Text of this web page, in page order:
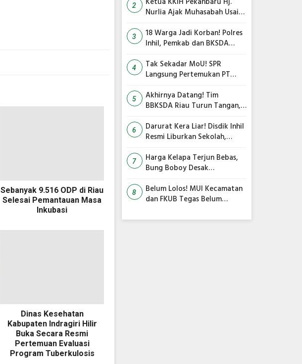
Sebanyak 9.516 ODP di Riau
Selesai Pemantauan Masa
Inkubasi
Dinas Kesehatan
Kabupaten Indragiri Hilir
Buka Secara Resmi
Pertemuan Evaluasi
Program Tuberkulosis
2
Nurlia Ajak Muhasabah Usai
Serangan Monyet di
Tembilahan
3
18 Warga Jadi Korban! Polres
Inhil, Pemkab dan BKSDA
Peneror Tembilahan
4
Tak Sekadar MoU! SPR
Langsung Pertemukan PT
dan Ibnu Sina Bahas Kerja
Sama Pengelolaan Limbah
5
Akhirnya Datang! Tim
BBKSDA Riau Turun Tangan,
Siap Diakhiri
6
Darurat Kera Liar! Disdik Inhil
Resmi Liburkan Sekolah,
7
Harga Kelapa Terjun Bebas,
Bung Boboy Desak
Selamatkan Petani!
8
Belum Lolos! MUI Kecamatan
dan FKUB Tegas Belum
Minhajus Sunnah Jadi Masjid